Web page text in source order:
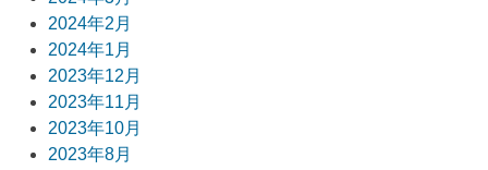
2024年2月
2024年1月
2023年12月
2023年11月
2023年10月
2023年8月